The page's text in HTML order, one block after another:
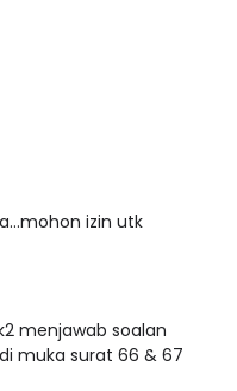
izin utk
menjawab soalan
muka surat 66 & 67